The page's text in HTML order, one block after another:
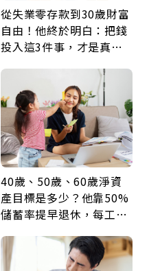
從失業零存款到30歲財富
自由！他終於明白：把錢
投入這3件事，才是真正
40歲、50歲、60歲淨資
產目標是多少？他靠50%
儲蓄率提早退休，每工作